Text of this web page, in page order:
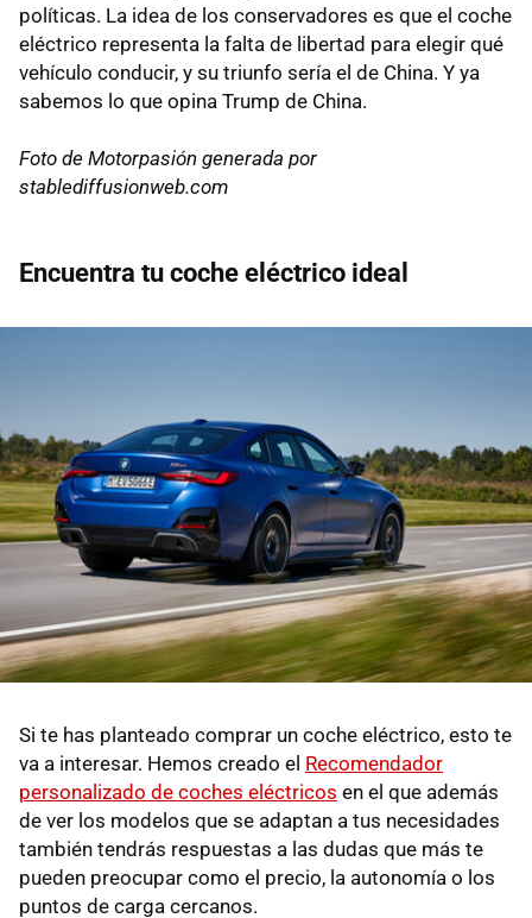
políticas. La idea de los conservadores es que el coche
eléctrico representa la falta de libertad para elegir qué
vehículo conducir, y su triunfo sería el de China. Y ya
sabemos lo que opina Trump de China.
Foto de Motorpasión generada por
stablediffusionweb.com
Encuentra tu coche eléctrico ideal
Si te has planteado comprar un coche eléctrico, esto te
va a interesar. Hemos creado el Recomendador
personalizado de coches eléctricos en el que además
de ver los modelos que se adaptan a tus necesidades
también tendrás respuestas a las dudas que más te
pueden preocupar como el precio, la autonomía o los
puntos de carga cercanos.